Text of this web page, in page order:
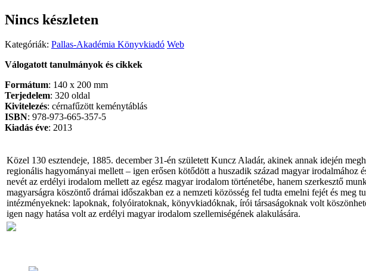
Nincs készleten
Kategóriák: Pallas-Akadémia Könyvkiadó Web
Válogatott tanulmányok és cikkek
Formátum: 140 x 200 mm
Terjedelem: 320 oldal
Kivitelezés: cérnafűzött keménytáblás
ISBN: 978-973-665-357-5
Kiadás éve: 2013
Közel 130 esztendeje, 1885. december 31-én született Kuncz Aladár, akinek annak idején
regionális hagyományai mellett – igen erősen kötődött a huszadik század magyar
nevét az erdélyi irodalom mellett az egész magyar irodalom történetébe, hanem szerkesztő
magyarságra köszöntő drámai időszakban ez a nemzeti közösség fel tudta emelni fejét és
intézményeknek: lapoknak, folyóiratoknak, könyvkiadóknak, írói társaságoknak volt
igen nagy hatása volt az erdélyi magyar irodalom szellemiségének alakulására.